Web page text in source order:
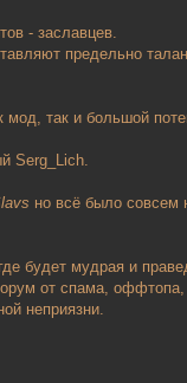
- заславцев.
предельно
так и большой
Serg_Lich.
но всё было совсем
будет мудрая и
от спама,
неприязни.